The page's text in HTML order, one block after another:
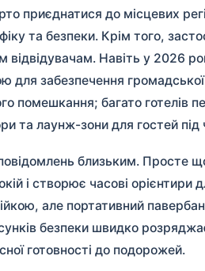
приєднатися до місцевих
та безпеки. Крім того,
відвідувачам. Навіть у 2026
для забезпечення
помешкання; багато готелів
та лаунж-зони для гостей під
близьким. Просте
і створює часові орієнтири
але портативний
безпеки швидко
готовності до подорожей.